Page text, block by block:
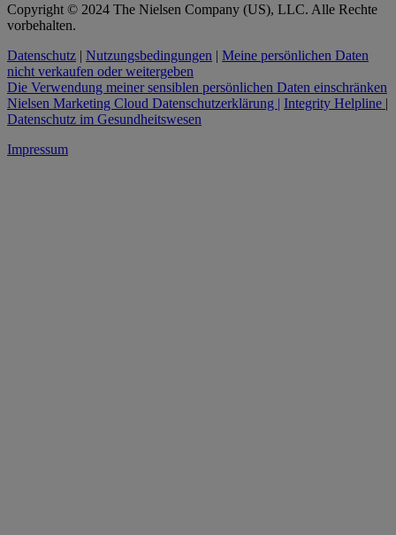
Copyright © 2024 The Nielsen Company (US), LLC. Alle Rechte
vorbehalten.
Datenschutz | Nutzungsbedingungen | Meine persönlichen Daten
nicht verkaufen oder weitergeben
Die Verwendung meiner sensiblen persönlichen Daten einschränken
Nielsen Marketing Cloud Datenschutzerklärung | Integrity Helpline |
Datenschutz im Gesundheitswesen
Impressum